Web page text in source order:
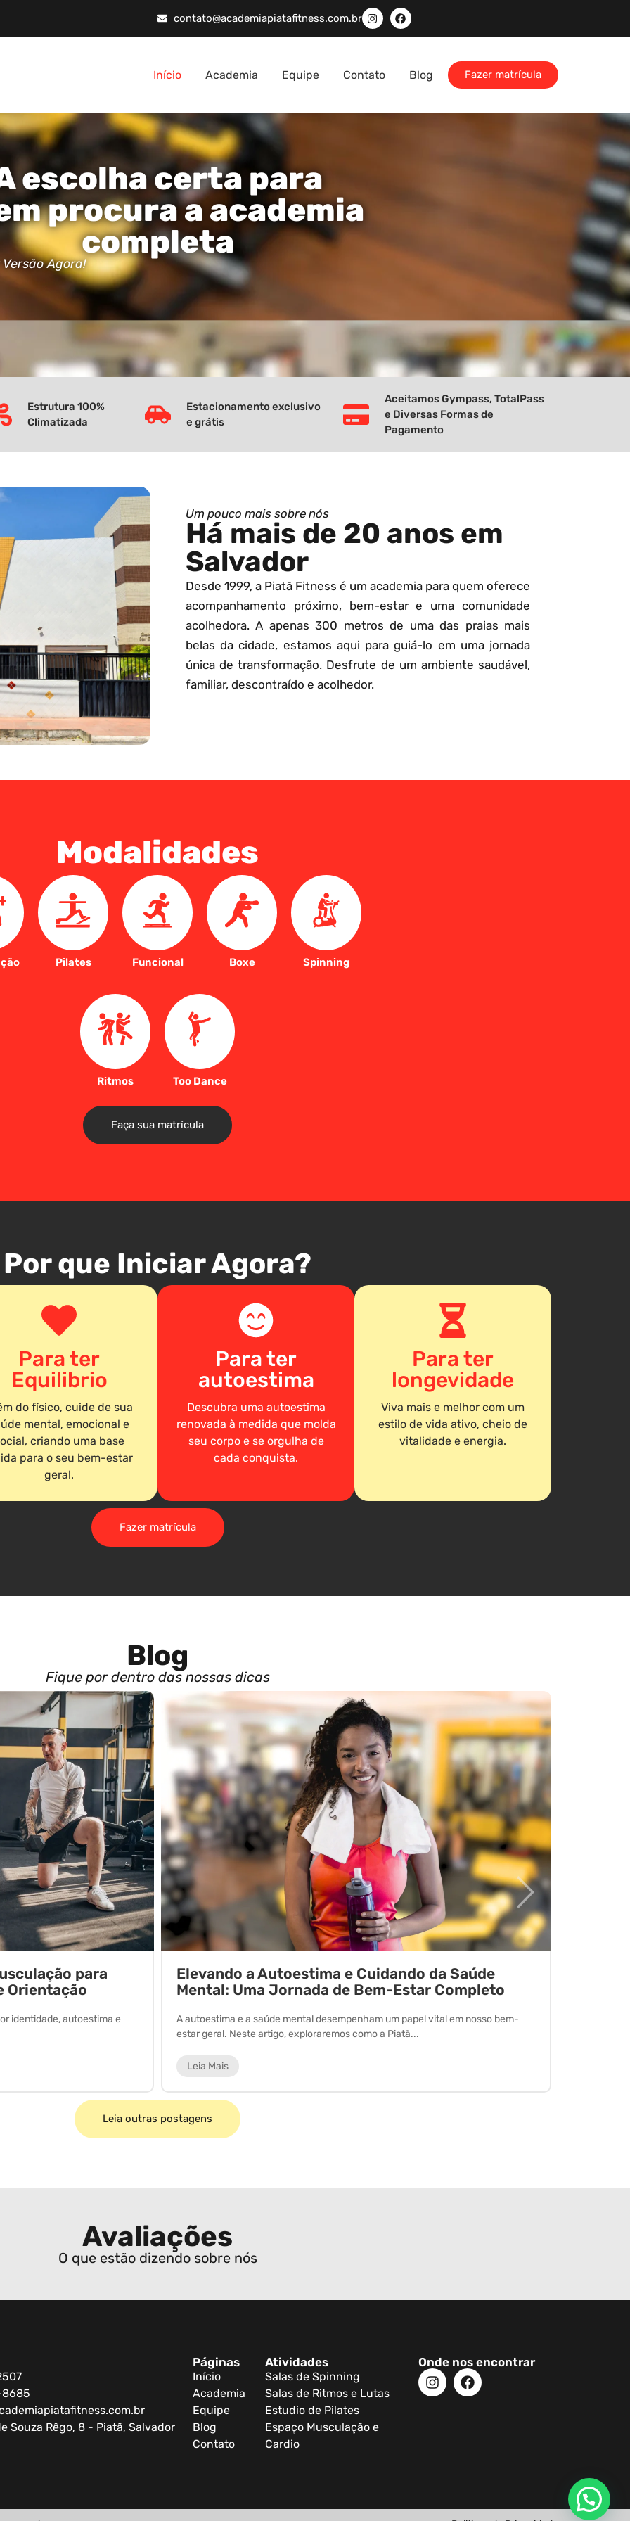
contato@academiapiatafitness.com.br
Início Academia Equipe Contato Blog Fazer matrícula
escolha certa para
procura a academia
completa
Agora!
Estrutura 100%
Climatizada
Estacionamento exclusivo
e grátis
Aceitamos Gympass, TotalPass
e Diversas Formas de
Pagamento
Um pouco mais sobre nós
Há mais de 20 anos em
Salvador
Desde 1999, a Piatã Fitness é um academia para quem oferece
acompanhamento próximo, bem-estar e uma comunidade
acolhedora. A apenas 300 metros de uma das praias mais
belas da cidade, estamos aqui para guiá-lo em uma jornada
única de transformação. Desfrute de um ambiente saudável,
familiar, descontraído e acolhedor.
Modalidades
Pilates Funcional Boxe Spinning
Ritmos Too Dance
Faça sua matrícula
Por que Iniciar Agora?
Para ter
Equilibrio
do físico, cuide de sua
mental, emocional e
criando uma base
para o seu bem-estar
geral.
Para ter
autoestima
Descubra uma autoestima
renovada à medida que molda
seu corpo e se orgulha de
cada conquista.
Para ter
longevidade
Viva mais e melhor com um
estilo de vida ativo, cheio de
vitalidade e energia.
Fazer matrícula
Blog
Fique por dentro das nossas dicas
para
Orientação
identidade, autoestima e
Elevando a Autoestima e Cuidando da Saúde
Mental: Uma Jornada de Bem-Estar Completo
A autoestima e a saúde mental desempenham um papel vital em nosso bem-
estar geral. Neste artigo, exploraremos como a Piatã...
Leia Mais
Leia outras postagens
Avaliações
O que estão dizendo sobre nós
8685
Souza Rêgo, 8 - Piatã, Salvador
Páginas
Início
Academia
Equipe
Blog
Contato
Atividades
Salas de Spinning
Salas de Ritmos e Lutas
Estudio de Pilates
Espaço Musculação e
Cardio
Onde nos encontrar